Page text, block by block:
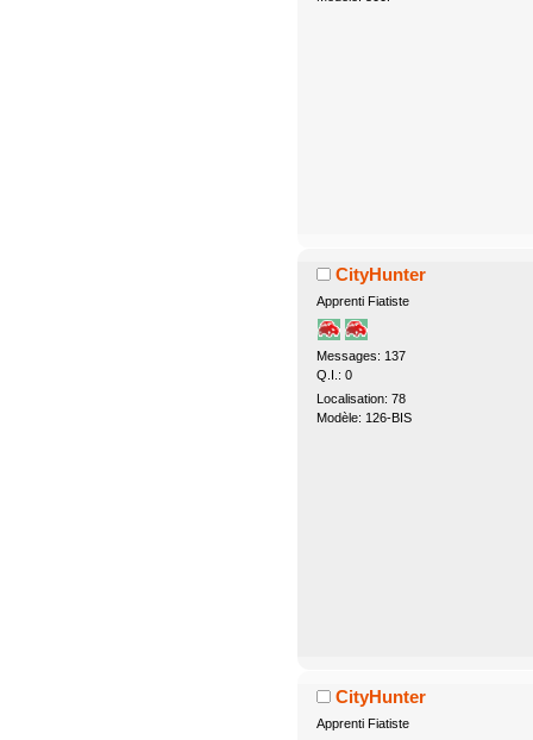
CityHunter
Apprenti Fiatiste
Messages: 137
Q.I.: 0
Localisation: 78
Modèle: 126-BIS
CityHunter
Apprenti Fiatiste